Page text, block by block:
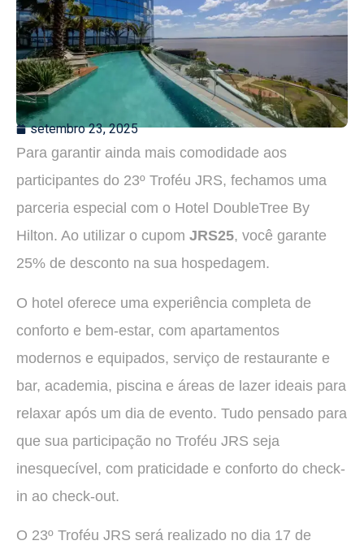
setembro 23, 2025
Para garantir ainda mais comodidade aos
participantes do 23º Troféu JRS, fechamos uma
parceria especial com o Hotel DoubleTree By
Hilton. Ao utilizar o cupom JRS25, você garante
25% de desconto na sua hospedagem.
O hotel oferece uma experiência completa de
conforto e bem-estar, com apartamentos
modernos e equipados, serviço de restaurante e
bar, academia, piscina e áreas de lazer ideais para
relaxar após um dia de evento. Tudo pensado para
que sua participação no Troféu JRS seja
inesquecível, com praticidade e conforto do check-
in ao check-out.
O 23º Troféu JRS será realizado no dia 17 de